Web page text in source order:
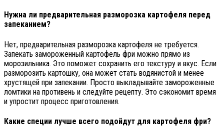
Нужна ли предварительная разморозка картофеля перед
запеканием?
Нет, предварительная разморозка картофеля не требуется.
Запекать замороженный картофель фри можно прямо из
морозильника. Это поможет сохранить его текстуру и вкус. Если
разморозить картошку, она может стать водянистой и менее
хрустящей при запекании. Просто выкладывайте замороженные
ломтики на противень и следуйте рецепту. Это сэкономит время
и упростит процесс приготовления.
Какие специи лучше всего подойдут для картофеля фри?